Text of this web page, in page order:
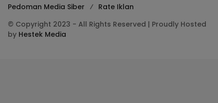
Pedoman Media Siber
Rate Iklan
© Copyright 2023 - All Rights Reserved | Proudly Hosted
by Hestek Media